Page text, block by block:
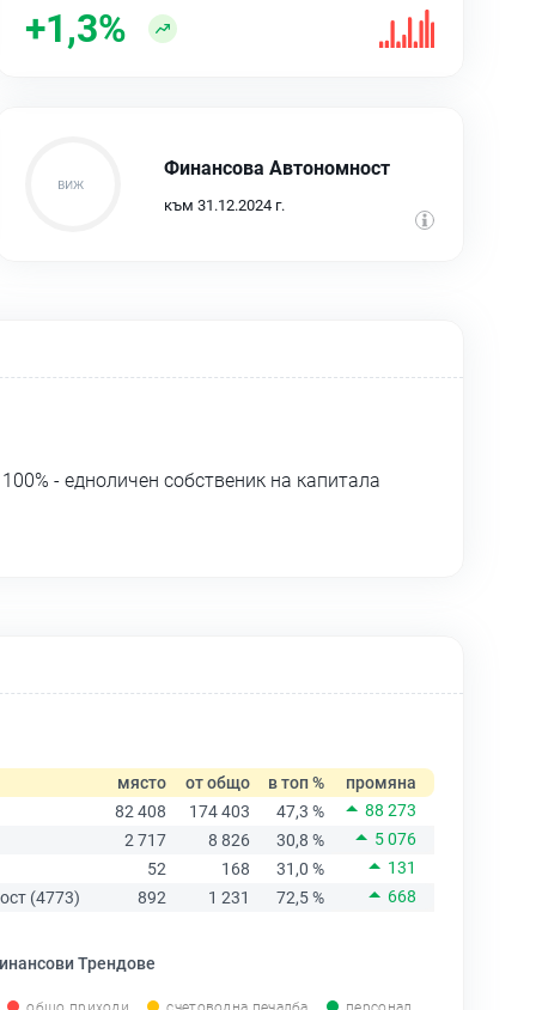
+1,3%
Финансова Автономност
към 31.12.2024 г.
- едноличен собственик на капитала
място от общо в топ %
промяна
82 408
174 403 47,3 %
88 273
2 717
8 826 30,8 %
5 076
52
168 31,0 %
131
(4773)
892 1 231 72,5 % 668
Трендове